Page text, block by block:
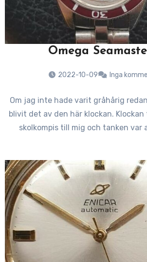
Omega
2022-10-09 Inga
Om jag inte hade varit gråhårig
blivit det av den här klockan.
skolkompis till mig och tanken var